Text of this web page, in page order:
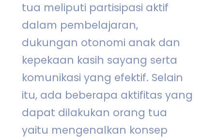
tua meliputi partisipasi aktif
dalam pembelajaran,
dukungan otonomi anak dan
kepekaan kasih sayang serta
komunikasi yang efektif. Selain
itu, ada beberapa aktifitas yang
dapat dilakukan orang tua
yaitu mengenalkan konsep